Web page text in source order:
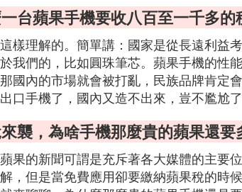
台蘋果手機要收八百至一千多的
樣理解的。簡單講：國家是從長遠利益
我們的，比如圓珠筆芯。蘋果手機的性
國內的市場就會被打亂，民族品牌肯定
口手機了，國內又造不出來，豈不尷尬了
襲，為啥手機那麼貴的蘋果還要
果的新聞可謂是充斥著各大媒體的主要
，但是當免費應用卻要繳納蘋果稅的時